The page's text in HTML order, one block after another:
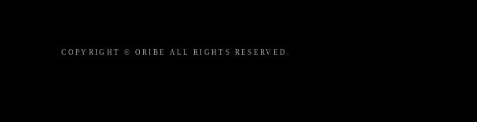
COPYRIGHT © ORIBE ALL RIGHTS RESERVED.